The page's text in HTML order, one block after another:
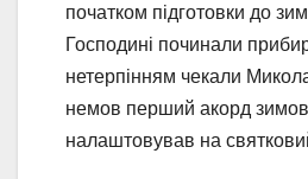
початком підготовки до
Господині починали
нетерпінням чекали
немов перший акорд
налаштовував на